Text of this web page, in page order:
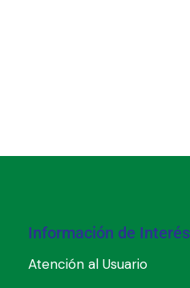
Información de Interés
Atención al Usuario